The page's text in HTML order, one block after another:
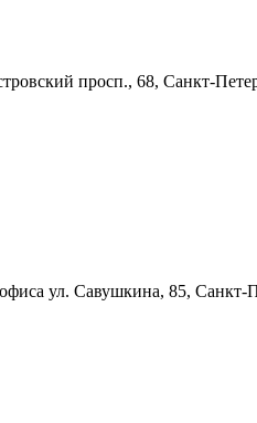
просп., 68, Санкт-
ул. Савушкина, 85, Санкт-